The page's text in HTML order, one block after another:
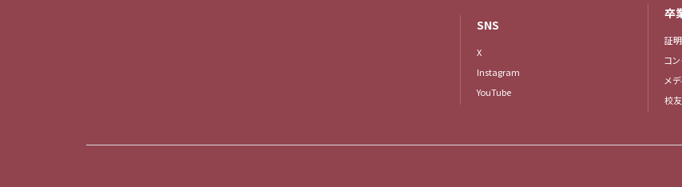
SNS
X
Instagram
YouTube
卒
証
コ
メ
校